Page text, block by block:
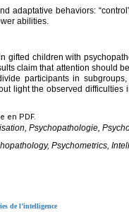
adaptative behaviors:
abilities.
gifted children with
claim that attention should
participants in
light the observed difficulties
en PDF.
Psychopathologie,
Psychometrics,
de l’intelligence